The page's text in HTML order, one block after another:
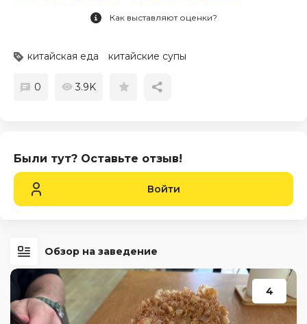
Как выставляют оценки?
китайская еда китайские супы
0 3.9K
Были тут? Оставьте отзыв!
Войти
Обзор на заведение
4